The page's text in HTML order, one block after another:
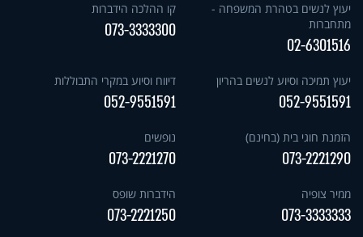
יעוץ לנשים בטהרת המשפחה -
מתחברות
02-6301516
קו ההלכה הידברות
073-3333300
יעוץ תמיכה וסיוע לנשים בהריון
052-9551591
דיווח וסיוע במקרי התבוללות
052-9551591
הזמנת חוגי בית (בחינם)
073-2221290
נופשים
073-2221270
ממיר צופיה
073-3333333
הידברות שופס
073-2221250